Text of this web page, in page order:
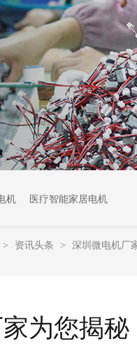
机 医疗智能家居电机
> 资讯头条 > 深圳微电机厂
为您揭